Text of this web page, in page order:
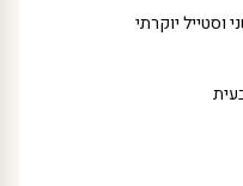
וסטייל יוקרתי